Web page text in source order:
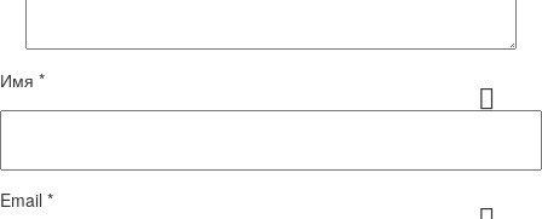
Имя *
Email *